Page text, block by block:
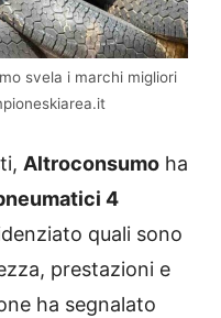
svela i marchi migliori
Altroconsumo ha
4
quali sono
prestazioni e
ha segnalato